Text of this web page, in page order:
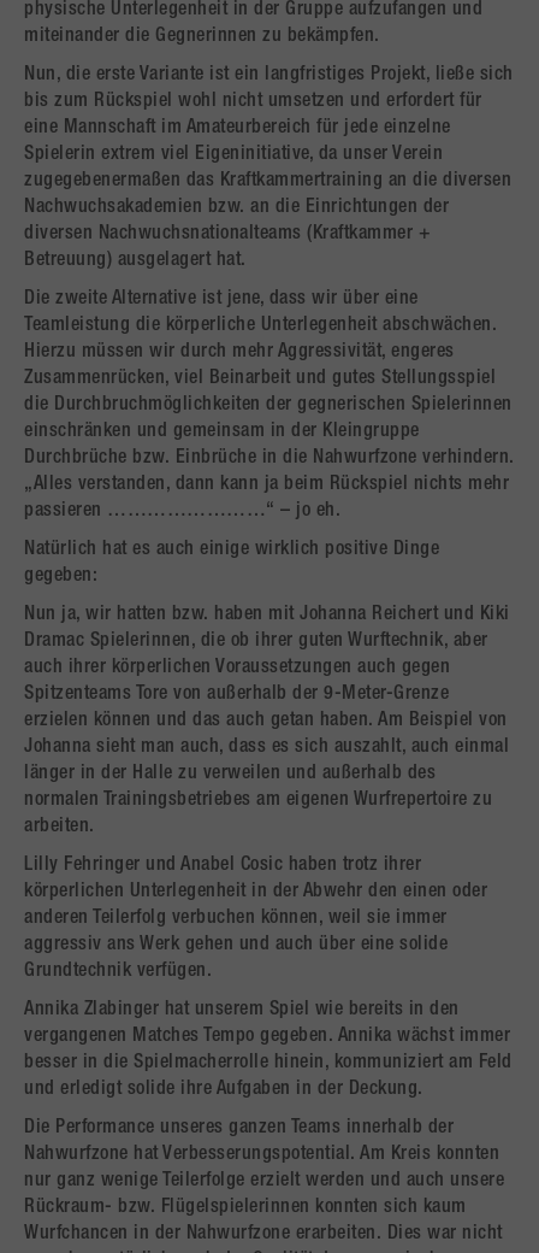
physische Unterlegenheit in der Gruppe aufzufangen und
miteinander die Gegnerinnen zu bekämpfen.
Nun, die erste Variante ist ein langfristiges Projekt, ließe sich
bis zum Rückspiel wohl nicht umsetzen und erfordert für
eine Mannschaft im Amateurbereich für jede einzelne
Spielerin extrem viel Eigeninitiative, da unser Verein
zugegebenermaßen das Kraftkammertraining an die diversen
Nachwuchsakademien bzw. an die Einrichtungen der
diversen Nachwuchsnationalteams (Kraftkammer +
Betreuung) ausgelagert hat.
Die zweite Alternative ist jene, dass wir über eine
Teamleistung die körperliche Unterlegenheit abschwächen.
Hierzu müssen wir durch mehr Aggressivität, engeres
Zusammenrücken, viel Beinarbeit und gutes Stellungsspiel
die Durchbruchmöglichkeiten der gegnerischen Spielerinnen
einschränken und gemeinsam in der Kleingruppe
Durchbrüche bzw. Einbrüche in die Nahwurfzone verhindern.
„Alles verstanden, dann kann ja beim Rückspiel nichts mehr
passieren ……………………“ – jo eh.
Natürlich hat es auch einige wirklich positive Dinge
gegeben:
Nun ja, wir hatten bzw. haben mit Johanna Reichert und Kiki
Dramac Spielerinnen, die ob ihrer guten Wurftechnik, aber
auch ihrer körperlichen Voraussetzungen auch gegen
Spitzenteams Tore von außerhalb der 9-Meter-Grenze
erzielen können und das auch getan haben. Am Beispiel von
Johanna sieht man auch, dass es sich auszahlt, auch einmal
länger in der Halle zu verweilen und außerhalb des
normalen Trainingsbetriebes am eigenen Wurfrepertoire zu
arbeiten.
Lilly Fehringer und Anabel Cosic haben trotz ihrer
körperlichen Unterlegenheit in der Abwehr den einen oder
anderen Teilerfolg verbuchen können, weil sie immer
aggressiv ans Werk gehen und auch über eine solide
Grundtechnik verfügen.
Annika Zlabinger hat unserem Spiel wie bereits in den
vergangenen Matches Tempo gegeben. Annika wächst immer
besser in die Spielmacherrolle hinein, kommuniziert am Feld
und erledigt solide ihre Aufgaben in der Deckung.
Die Performance unseres ganzen Teams innerhalb der
Nahwurfzone hat Verbesserungspotential. Am Kreis konnten
nur ganz wenige Teilerfolge erzielt werden und auch unsere
Rückraum- bzw. Flügelspielerinnen konnten sich kaum
Wurfchancen in der Nahwurfzone erarbeiten. Dies war nicht